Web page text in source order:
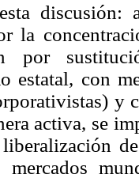
discusión:
la
por
estatal, con
y
activa, se